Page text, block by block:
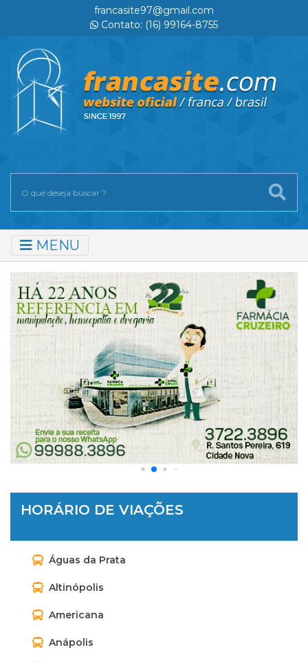
francasite97@gmail.com
Contato: (16) 99164-8755
MENU
HORÁRIO DE VIAÇÕES
Águas da Prata
Altinópolis
Americana
Anápolis